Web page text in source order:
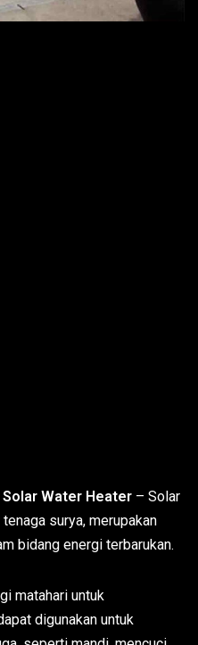
Solar Water Heater – Solar
surya, merupakan
bidang energi terbarukan.
matahari untuk
digunakan untuk